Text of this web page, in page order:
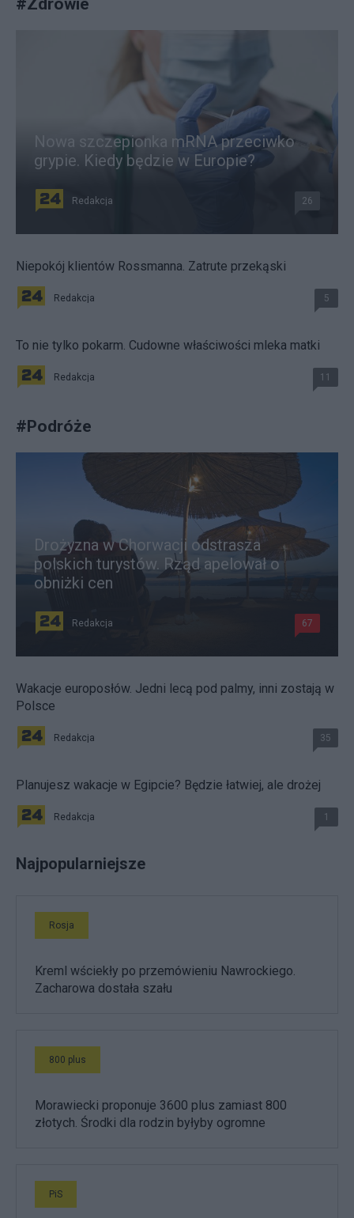
Nowa szczepionka mRNA przeciwko
grypie. Kiedy będzie w Europie?
Redakcja 26
Niepokój klientów Rossmanna. Zatrute przekąski
Redakcja 5
To nie tylko pokarm. Cudowne właściwości mleka matki
Redakcja 11
#Podróże
Drożyzna w Chorwacji odstrasza
polskich turystów. Rząd apelował o
obniżki cen
Redakcja 67
Wakacje europosłów. Jedni lecą pod palmy, inni zostają w
Polsce
Redakcja 35
Planujesz wakacje w Egipcie? Będzie łatwiej, ale drożej
Redakcja 1
Najpopularniejsze
Rosja
Kreml wściekły po przemówieniu Nawrockiego.
Zacharowa dostała szału
800 plus
Morawiecki proponuje 3600 plus zamiast 800
złotych. Środki dla rodzin byłyby ogromne
PiS